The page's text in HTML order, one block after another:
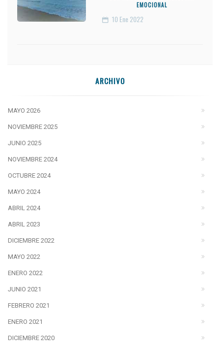
EMOCIONAL
10 Ene 2022
ARCHIVO
MAYO 2026
NOVIEMBRE 2025
JUNIO 2025
NOVIEMBRE 2024
OCTUBRE 2024
MAYO 2024
ABRIL 2024
ABRIL 2023
DICIEMBRE 2022
MAYO 2022
ENERO 2022
JUNIO 2021
FEBRERO 2021
ENERO 2021
DICIEMBRE 2020